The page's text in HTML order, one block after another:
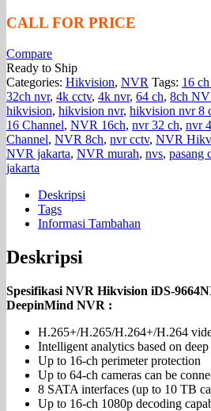
CALL FOR PRICE
Compare
Ready to Ship
Categories: Hikvision, NVR Tags: 16
32ch nvr, 4k cctv, 4k nvr, 64 ch, 8ch
hikvision, hikvision nvr, hikvision nvr 8
16 Channel, NVR 16ch, nvr 32 ch, nvr
Channel, NVR 8ch, nvr cctv, NVR
NVR jakarta, NVR murah, nvs, pasang
jakarta
Deskripsi
Tags
Informasi Tambahan
Deskripsi
Spesifikasi NVR Hikvision iDS-
DeepinMind NVR :
H.265+/H.265/H.264+/H.264
Intelligent analytics based on
Up to 16-ch perimeter protection
Up to 64-ch cameras can be
8 SATA interfaces (up to 10 TB
Up to 16-ch 1080p decoding